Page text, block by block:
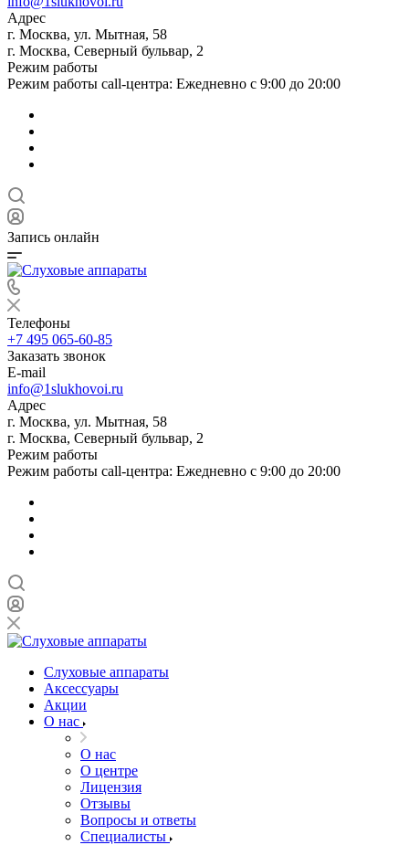
Адрес
г. Москва, ул. Мытная, 58
г. Москва, Северный бульвар, 2
Режим работы
Режим работы call-центра: Ежедневно с 9:00 до 20:00
Запись онлайн
Телефоны
+7 495 065-60-85
Заказать звонок
E-mail
info@1slukhovoi.ru
Адрес
г. Москва, ул. Мытная, 58
г. Москва, Северный бульвар, 2
Режим работы
Режим работы call-центра: Ежедневно с 9:00 до 20:00
Слуховые аппараты
Аксессуары
Акции
О нас
О нас
О центре
Лицензия
Отзывы
Вопросы и ответы
Специалисты